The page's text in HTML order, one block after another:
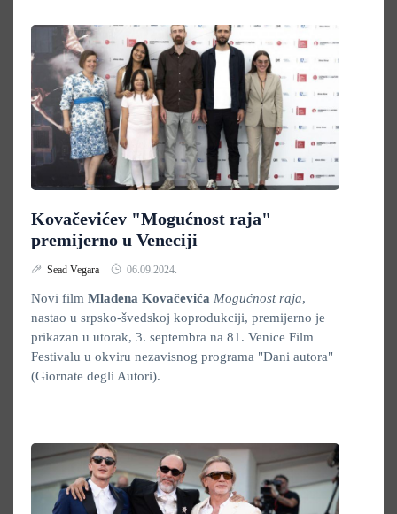
Kovačevićev "Mogućnost raja"
premijerno u Veneciji
Sead Vegara 06.09.2024.
Novi film Mladena Kovačevića Mogućnost raja,
nastao u srpsko-švedskoj koprodukciji, premijerno je
prikazan u utorak, 3. septembra na 81. Venice Film
Festivalu u okviru nezavisnog programa "Dani autora"
(Giornate degli Autori).